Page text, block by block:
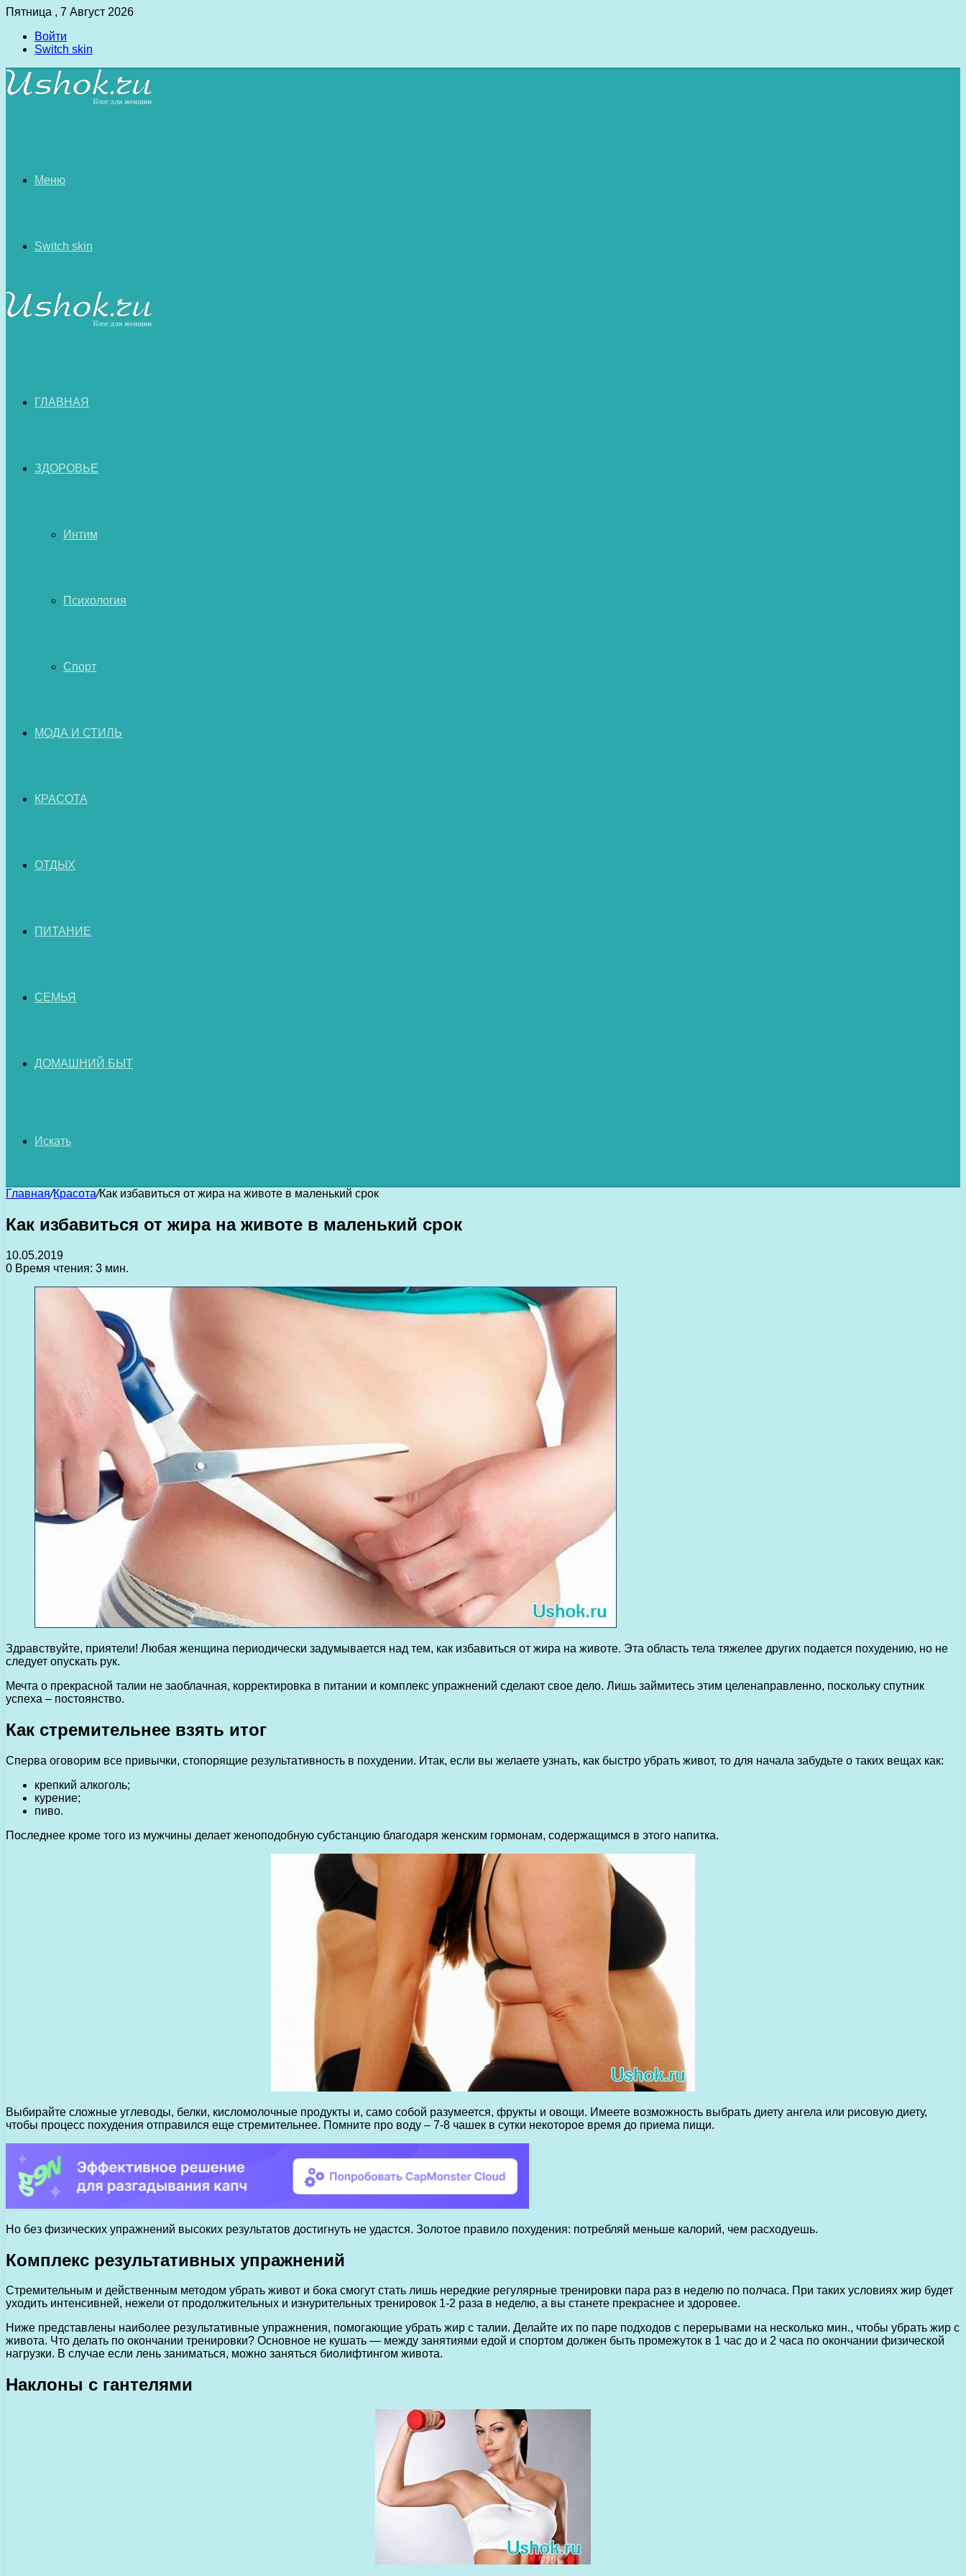
Пятница , 7 Август 2026
Войти
Switch skin
Меню
Switch skin
ГЛАВНАЯ
ЗДОРОВЬЕ
Интим
Психология
Спорт
МОДА И СТИЛЬ
КРАСОТА
ОТДЫХ
ПИТАНИЕ
СЕМЬЯ
ДОМАШНИЙ БЫТ
Искать
Главная/Красота/Как избавиться от жира на животе в маленький срок
Как избавиться от жира на животе в маленький срок
10.05.2019
0 Время чтения: 3 мин.
Здравствуйте, приятели! Любая женщина периодически задумывается над тем, как избавиться от жира на животе. Эта область тела тяжелее других подается похудению, но не
следует опускать рук.
Мечта о прекрасной талии не заоблачная, корректировка в питании и комплекс упражнений сделают свое дело. Лишь займитесь этим целенаправленно, поскольку спутник
успеха – постоянство.
Как стремительнее взять итог
Сперва оговорим все привычки, стопорящие результативность в похудении. Итак, если вы желаете узнать, как быстро убрать живот, то для начала забудьте о таких вещах как:
крепкий алкоголь;
курение;
пиво.
Последнее кроме того из мужчины делает женоподобную субстанцию благодаря женским гормонам, содержащимся в этого напитка.
Выбирайте сложные углеводы, белки, кисломолочные продукты и, само собой разумеется, фрукты и овощи. Имеете возможность выбрать диету ангела или рисовую диету,
чтобы процесс похудения отправился еще стремительнее. Помните про воду – 7-8 чашек в сутки некоторое время до приема пищи.
Но без физических упражнений высоких результатов достигнуть не удастся. Золотое правило похудения: потребляй меньше калорий, чем расходуешь.
Комплекс результативных упражнений
Стремительным и действенным методом убрать живот и бока смогут стать лишь нередкие регулярные тренировки пара раз в неделю по полчаса. При таких условиях жир будет
уходить интенсивней, нежели от продолжительных и изнурительных тренировок 1-2 раза в неделю, а вы станете прекраснее и здоровее.
Ниже представлены наиболее результативные упражнения, помогающие убрать жир с талии. Делайте их по паре подходов с перерывами на несколько мин., чтобы убрать жир с
живота. Что делать по окончании тренировки? Основное не кушать — между занятиями едой и спортом должен быть промежуток в 1 час до и 2 часа по окончании физической
нагрузки. В случае если лень заниматься, можно заняться биолифтингом живота.
Наклоны с гантелями